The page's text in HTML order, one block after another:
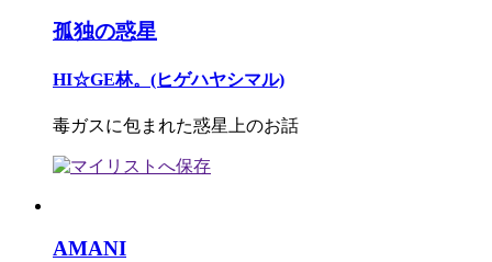
孤独の惑星
HI☆GE林。(ヒゲハヤシマル)
毒ガスに包まれた惑星上のお話
AMANI